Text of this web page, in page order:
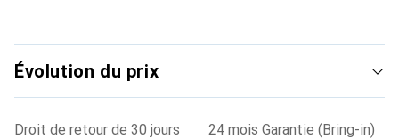
Évolution du prix
Droit de retour de 30 jours
24 mois Garantie (Bring-in)